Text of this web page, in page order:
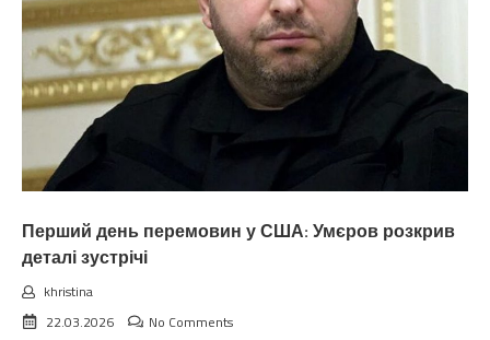
Перший день перемовин у США: Умєров розкрив
деталі зустрічі
khristina
22.03.2026
No Comments